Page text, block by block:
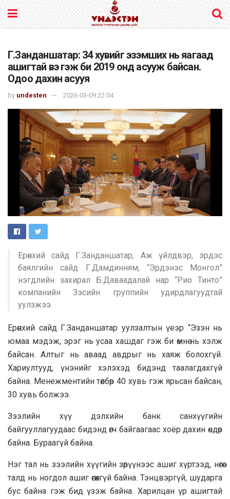
Г.Занданшатар: 34 хувийг эзэмших нь яагаад
ашигтай вэ гэж би 2019 онд асууж байсан.
Одоо дахин асууя
by undesten 2026-03-09 22:04
Ерөнхий сайд Г.Занданшатар, Аж үйлдвэр, эрдэс
баялгийн сайд Г.Дамдинням, “Эрдэнэс Монгол”
нэгдлийн захирал Б.Даваадалай нар “Рио Тинто”
компанийн Зэсийн группийн удирдлагуудтай
уулзжээ.
Ерөнхий сайд Г.Занданшатар уулзалтын үеэр “Эзэн нь
юмаа мэдэж, эрэг нь усаа хашдаг гэж би өмнө нь хэлж
байсан. Алтыг нь аваад авдрыг нь хаяж болохгүй.
Хариултууд, үнэнийг хэлэхэд бидэнд таалагдахгүй
байна. Менежментийн төлбөр 40 хувь гэж ярьсан байсан,
30 хувь болжээ.
Зээлийн хүү дэлхийн банк санхүүгийн
байгууллагуудаас бидэнд өгч байгаагаас хоёр дахин өндөр
байна. Бураагүй байна.
Нэг тал нь зээлийн хүүгийн зөрүүнээс ашиг хүртээд, нөгөө
талд нь ногдол ашиг өгөхгүй байна. Тэнцвэргүй, шударга
бус байна гэж бид үзэж байна. Харилцан үр ашигтай